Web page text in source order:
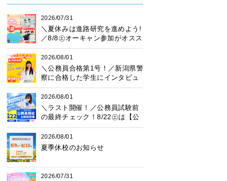
2026/07/31
＼夏休みは進路研究を進めよう!
／8/8㊏オーキャン参加がオスス
メ♪プレゼント抽選会も開催中！
2026/08/01
＼公務員合格第1号！／新潟県警
察に合格した学生にインタビュ
ー！
2026/08/01
＼ラスト開催！／公務員試験前
の最終チェック！8/22㊏は【公
務員模試】に参加しよう♪
2026/08/01
夏季休校のお知らせ
2026/07/31